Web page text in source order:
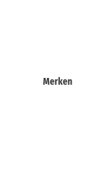
Merken